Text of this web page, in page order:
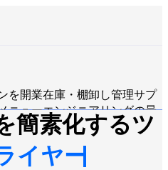
を開業在庫・棚卸し管理サプ
ニューエンジニアリングの最
生産のスケジュール管理
積作成と売上分析Claude・
簡素化するツ
イヤー